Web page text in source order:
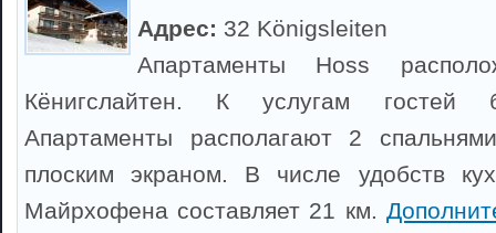
Адрес: 32 Königsleiten
Апартаменты Hoss
Кёнигслайтен. К услугам гостей
Апартаменты располагают 2
плоским экраном. В числе удобств
Майрхофена составляет 21 км.